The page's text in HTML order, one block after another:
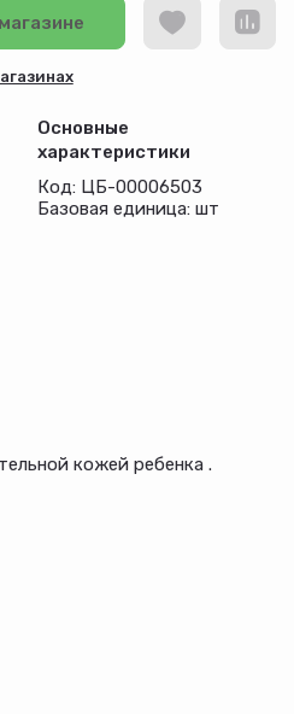
Основные
характеристики
Код: ЦБ-00006503
Базовая единица: шт
кожей ребенка .